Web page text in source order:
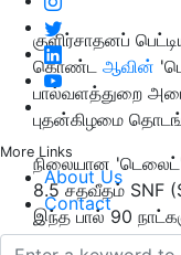
More Links
About Us
Contact
குளிர்சாதனப்
கொண்ட ஆவின்
பால்வளத்துறை
புதன்கிழமை
நிலையான 'டெலைட்'
8.5 சதவீதம் SNF
இந்த பால் 90
சேமித்து